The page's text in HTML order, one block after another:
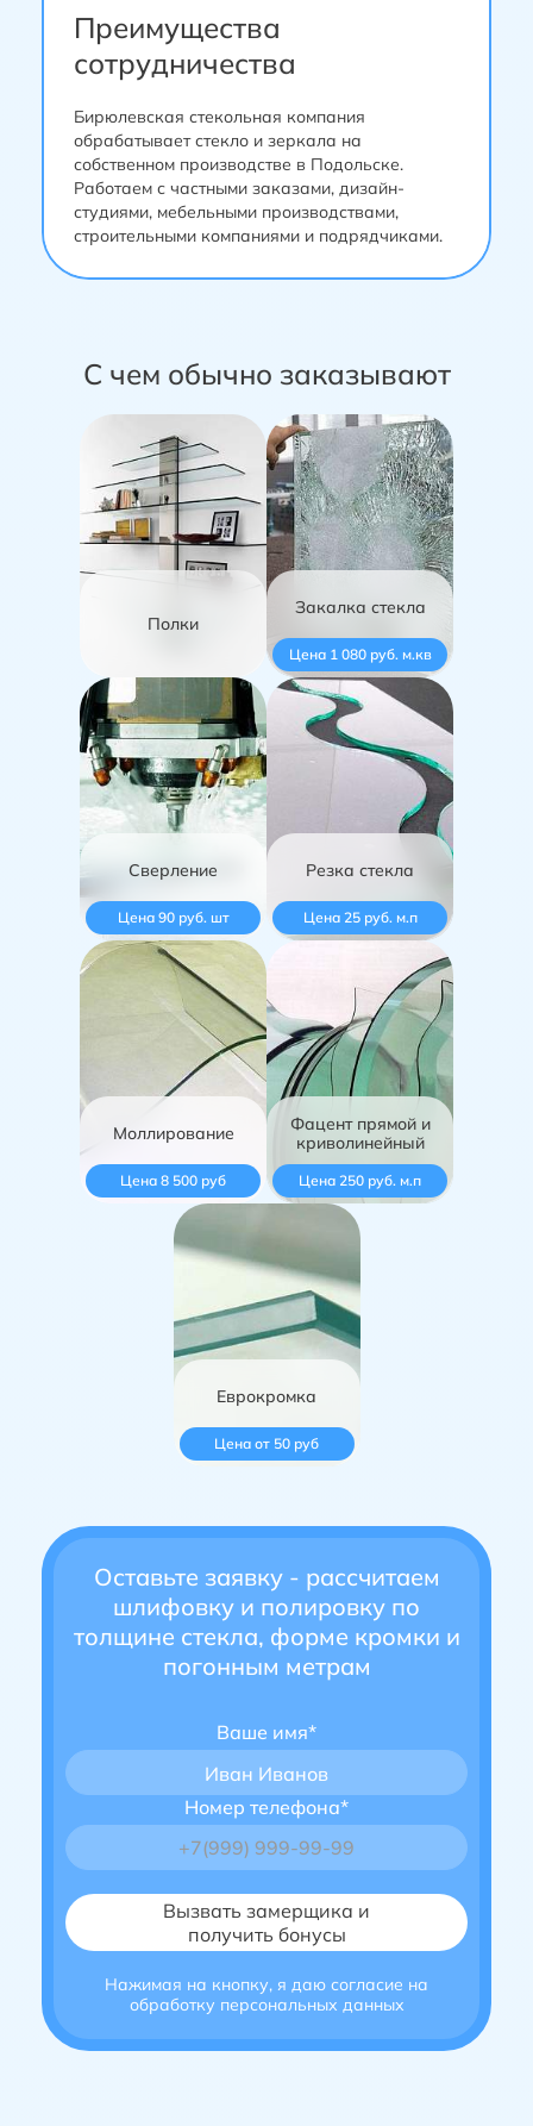
Преимущества
сотрудничества
Бирюлевская стекольная компания
обрабатывает стекло и зеркала на
собственном производстве в Подольске.
Работаем с частными заказами, дизайн-
студиями, мебельными производствами,
строительными компаниями и подрядчиками.
С чем обычно заказывают
Полки
Закалка стекла
Цена 1 080 руб. м.кв
Сверление
Цена 90 руб. шт
Резка стекла
Цена 25 руб. м.п
Моллирование
Цена 8 500 руб
Фацент прямой и
криволинейный
Цена 250 руб. м.п
Еврокромка
Цена от 50 руб
Оставьте заявку - рассчитаем
шлифовку и полировку по
толщине стекла, форме кромки и
погонным метрам
Ваше имя*
Иван Иванов
Номер телефона*
Нажимая на кнопку, я даю согласие на
обработку персональных данных